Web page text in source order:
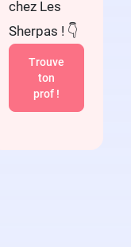
chez Les
Sherpas ! 👇
Trouve
ton
prof !